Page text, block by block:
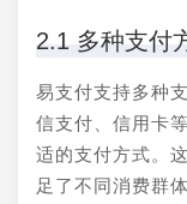
2.1 多种支付
易支付支持多种
信支付、信用卡
适的支付方式。
足了不同消费群